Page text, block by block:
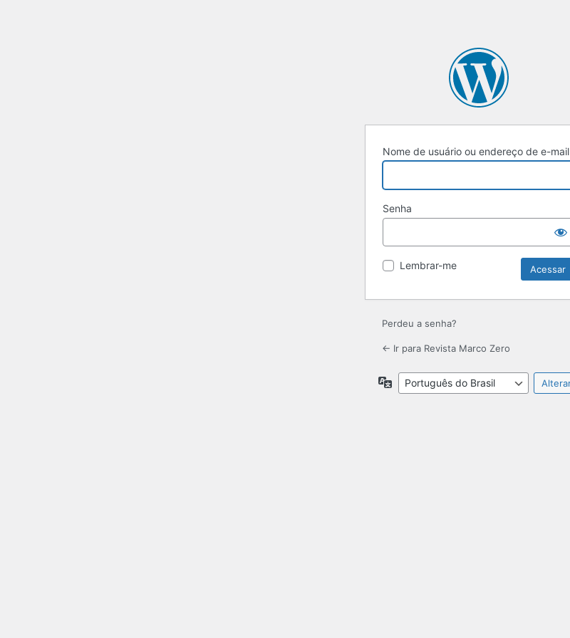
Nome de usuário ou endereço de e-mail
Senha
Lembrar-me
Perdeu a senha?
← Ir para Revista Marco Zero
Idioma